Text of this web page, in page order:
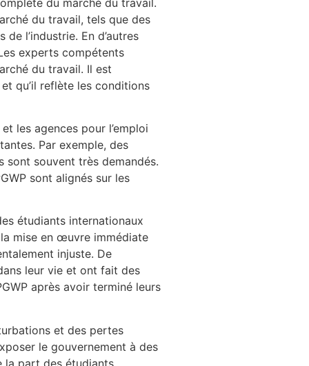
du travail, tels que des
l’industrie. En d’autres
experts compétents
du travail. Il est
qu’il reflète les conditions
les agences pour l’emploi
Par exemple, des
sont souvent très demandés.
sont alignés sur les
étudiants internationaux
mise en œuvre immédiate
injuste. De
leur vie et ont fait des
après avoir terminé leurs
et des pertes
le gouvernement à des
la part des étudiants